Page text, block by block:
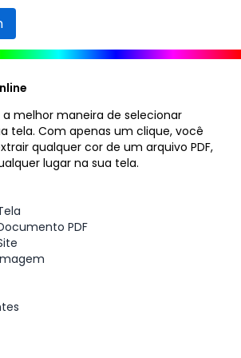
a melhor maneira de selecionar
tela. Com apenas um clique, você
qualquer cor de um arquivo PDF,
lugar na sua tela.
PDF